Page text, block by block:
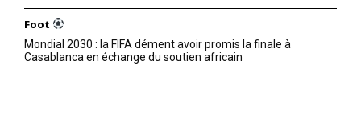
Foot
Mondial 2030 : la FIFA dément avoir promis la finale à
Casablanca en échange du soutien africain